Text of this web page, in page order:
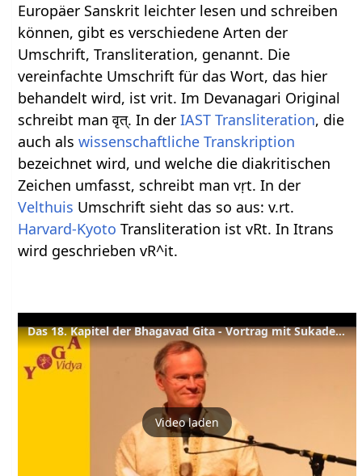
Europäer Sanskrit leichter lesen und schreiben
können, gibt es verschiedene Arten der
Umschrift, Transliteration, genannt. Die
vereinfachte Umschrift für das Wort, das hier
behandelt wird, ist vrit. Im Devanagari Original
schreibt man वृत्. In derIAST Transliteration, die
auch alswissenschaftliche Transkription
bezeichnet wird, und welche die diakritischen
Zeichen umfasst, schreibt man vṛt. In der
Velthuis Umschrift sieht das so aus: v.rt.
Harvard-Kyoto Transliteration ist vRt. In Itrans
wird geschrieben vR^it.
Das 18. Kapitel der Bhagavad Gita - Vortrag mit Sukadev Bretz
Video laden